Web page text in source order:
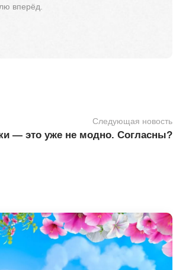
вперёд.
Следующая новость
— это уже не модно. Согласны?